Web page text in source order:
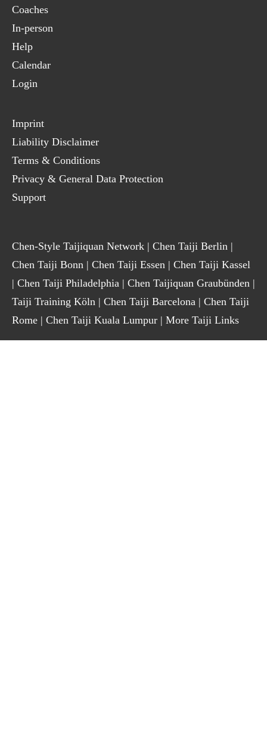
Coaches
In-person
Help
Calendar
Login
Imprint
Liability Disclaimer
Terms & Conditions
Privacy & General Data Protection
Support
Chen-Style Taijiquan Network | Chen Taiji Berlin |
Chen Taiji Bonn | Chen Taiji Essen | Chen Taiji Kassel
| Chen Taiji Philadelphia | Chen Taijiquan Graubünden |
Taiji Training Köln | Chen Taiji Barcelona | Chen Taiji
Rome | Chen Taiji Kuala Lumpur | More Taiji Links